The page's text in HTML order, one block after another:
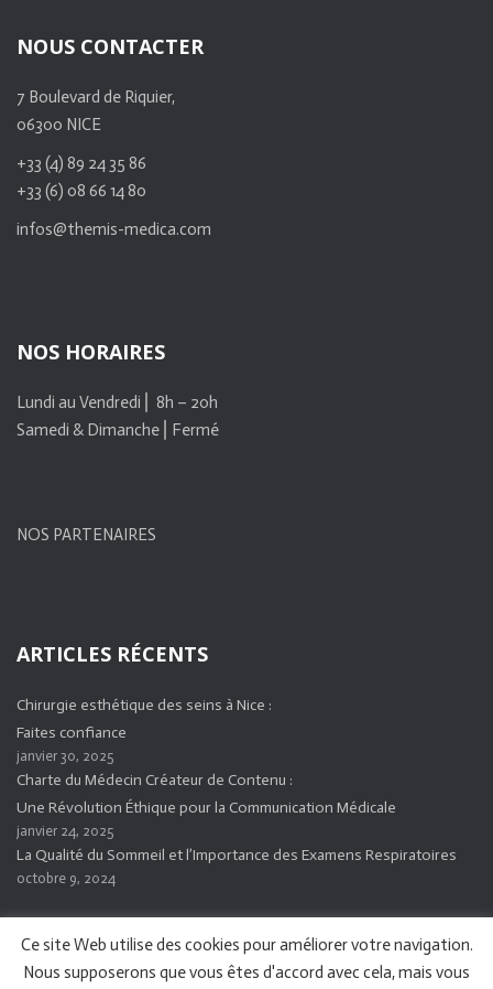
NOUS CONTACTER
7 Boulevard de Riquier,
06300 NICE
+33 (4) 89 24 35 86
+33 (6) 08 66 14 80
infos@themis-medica.com
NOS HORAIRES
Lundi au Vendredi ⎜ 8h – 20h
Samedi & Dimanche ⎜Fermé
NOS PARTENAIRES
ARTICLES RÉCENTS
Chirurgie esthétique des seins à Nice :
Faites confiance
janvier 30, 2025
Charte du Médecin Créateur de Contenu :
Une Révolution Éthique pour la Communication Médicale
janvier 24, 2025
La Qualité du Sommeil et l’Importance des Examens Respiratoires
octobre 9, 2024
Ce site Web utilise des cookies pour améliorer votre navigation.
Nous supposerons que vous êtes d'accord avec cela, mais vous